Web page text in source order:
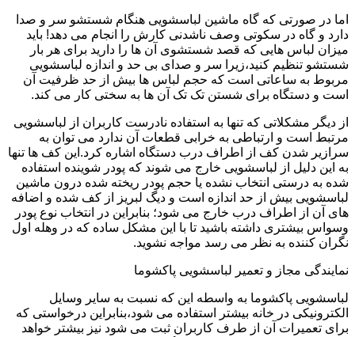
اما در صورتی که گاه ماشین لباسشویی هنگام شستشو سر و صدا
دارد و گاه در سکوتی وصف ناشدنی کارش را انجام می دهد! باید
میزان لباس هایی که قصد شستشوی آن ها را دارید برای هر بار
شستشو تنظیم کنید،زیرا سر و صدای بی حد و اندازه لباسشویی
مربوط به ساعاتی است که حجم لباس ها بیش از حد ظرفیت آن
است و دستگاه برای شستن تک تک آن ها به سختی کار می کند.
از دیگر مشکلاتی که تنها به استفاده نادرست کاربران از لباسشویی
مرتبط است و ارتباطی به خرابی قطعات آن ندارد می توان به
سرازیر شدن کف از اطراف درب دستگاه اشاره کرد.این کف ها تنها
به این دلیل از لباسشویی خارج می شوند که پودر شوینده استفاده
شده به درستی انتخاب نشده یا حجم پودر ریخته شده درون ماشین
لباسشویی بیش از حد اندازه است و دیگ لبریز از کف شده و اضافه
های آن از اطراف درب خارج می شود؛ بنابراین در انتخاب نوع پودر
وسواس بیشتری داشته باشید تا با این مشکل ساده که در وهله اول
نگران کننده به نظر می رسد مواجه نشوید.
نمایندگی مجاز و تعمیر لباسشویی پاکشوما
لباسشویی پاکشوما به واسطه این که نسبت به سایر وسایل
الکترونیکی در خانه بیشتر استفاده می شود،بنابراین درخواستی که
برای تعمیرات آن از طرف کاربران ثبت می شود نیز بیشتر خواهد